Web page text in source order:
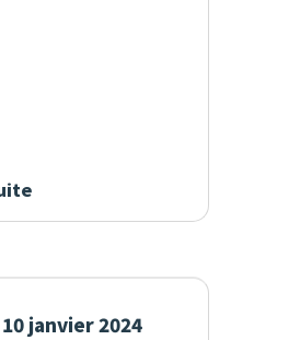
janvier 2024